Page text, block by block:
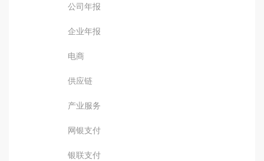
公司年报
企业年报
电商
供应链
产业服务
网银支付
银联支付